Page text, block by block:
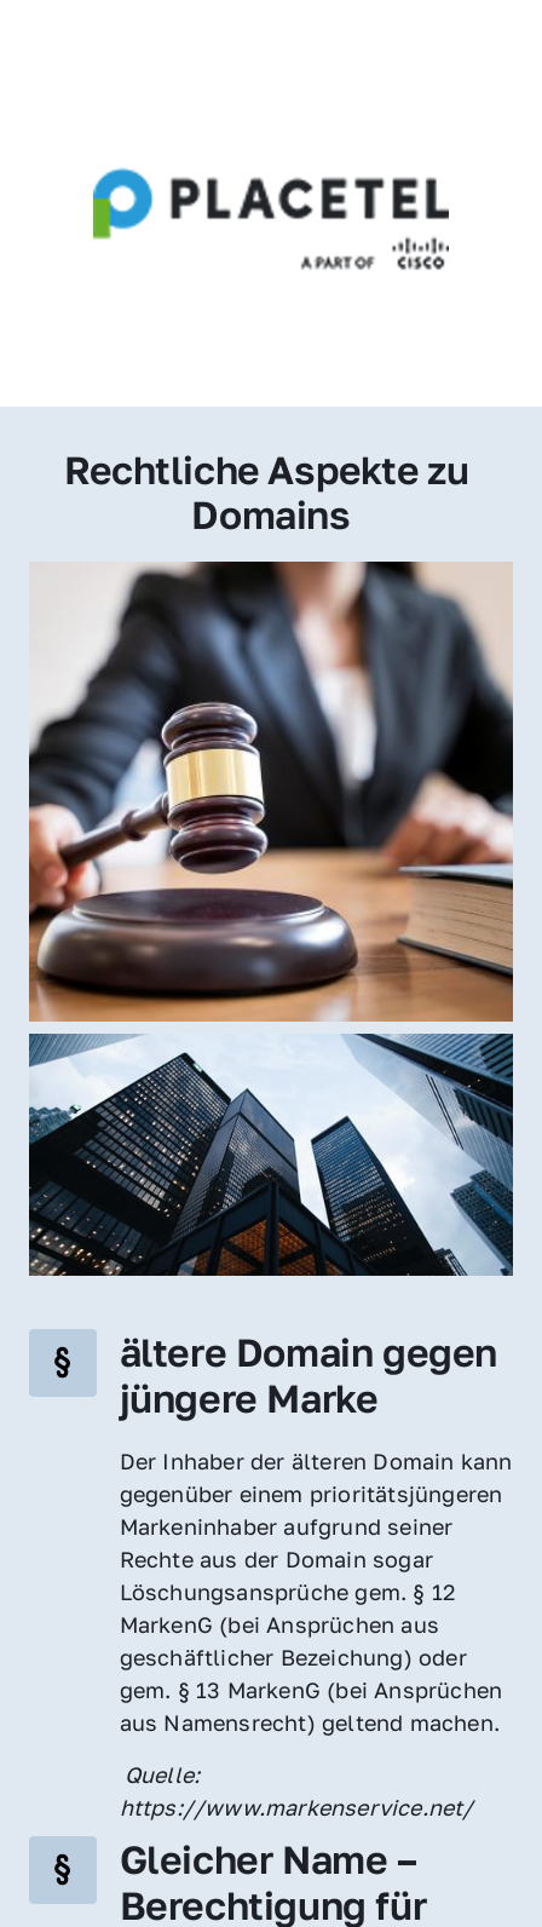
Rechtliche Aspekte zu
Domains
ältere Domain gegen
jüngere Marke
Der Inhaber der älteren Domain kann
gegenüber einem prioritätsjüngeren
Markeninhaber aufgrund seiner
Rechte aus der Domain sogar
Löschungsansprüche gem. § 12
MarkenG (bei Ansprüchen aus
geschäftlicher Bezeichung) oder
gem. § 13 MarkenG (bei Ansprüchen
aus Namensrecht) geltend machen.
https://www.markenservice.net/
Gleicher Name –
Berechtigung für